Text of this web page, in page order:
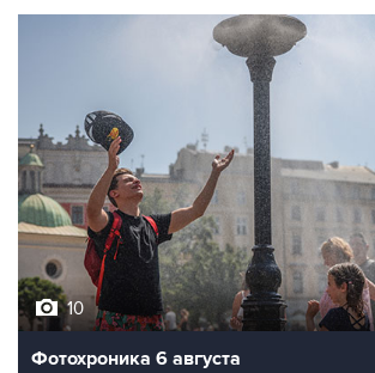
10
Фотохроника 6 августа